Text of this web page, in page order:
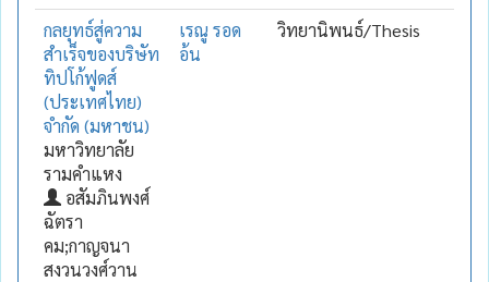
กลยุทธ์สู่ความ
สำเร็จของบริษัท
ทิปโก้ฟูดส์
(ประเทศไทย)
จำกัด (มหาชน)
มหาวิทยาลัย
รามคำแหง
อสัมภินพงศ์
ฉัตรา
คม;กาญจนา
สงวนวงศ์วาน
เรณู รอด
อ้น
วิทยานิพนธ์/Thesis